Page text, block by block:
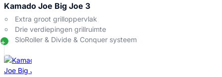
Kamado Joe Big Joe 3
Extra groot grilloppervlak
Drie verdiepingen grillruimte
SloRoller & Divide & Conquer systeem